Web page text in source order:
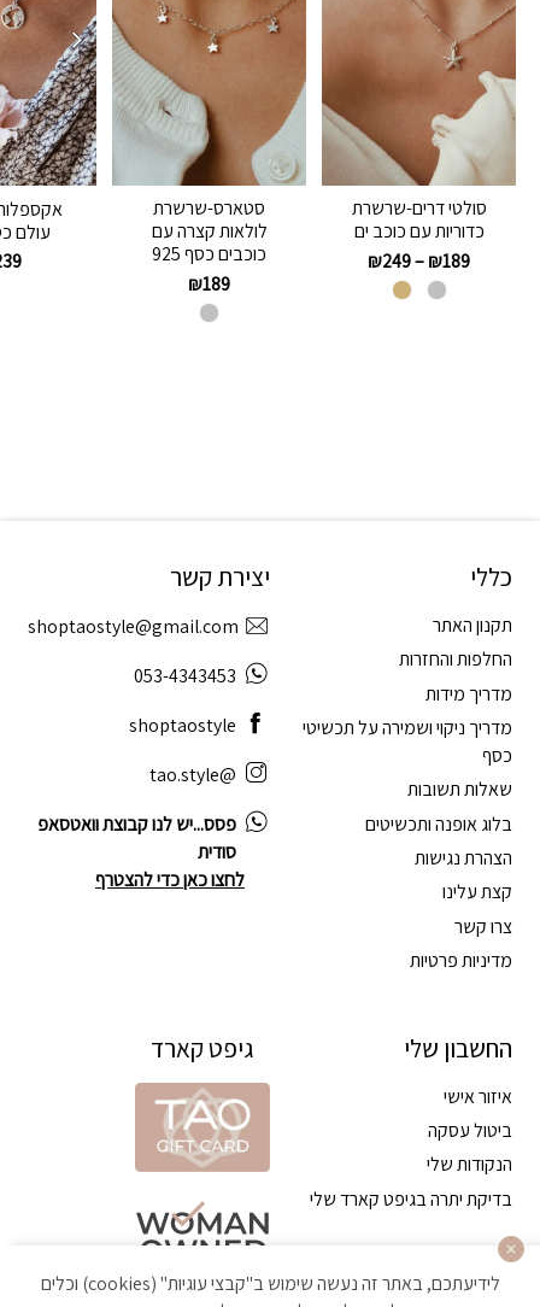
סולטי דרים-שרשרת
כדוריות עם כוכב ים
₪189
–
₪249
סטארס-שרשרת
לולאות קצרה עם
כוכבים כסף 925
₪189
עולם
כללי
תקנון האתר
החלפות והחזרות
מדריך מידות
מדריך ניקוי ושמירה על תכשיטי
כסף
שאלות תשובות
בלוג אופנה ותכשיטים
הצהרת נגישות
קצת עלינו
צרו קשר
מדיניות פרטיות
החשבון שלי
איזור אישי
ביטול עסקה
הנקודות שלי
בדיקת יתרה בגיפט קארד שלי
יצירת קשר
shoptaostyle@gmail.com
053-4343453
shoptaostyle
@tao.style
פסס...יש לנו קבוצת וואטסאפ
סודית
לחצו כאן כדי להצטרף
גיפט קארד
לידיעתכם, באתר זה נעשה שימוש ב"קבצי עוגיות" (cookies) וכלים